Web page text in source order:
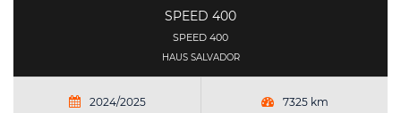
SPEED 400
SPEED 400
HAUS SALVADOR
2024/2025 7325 km